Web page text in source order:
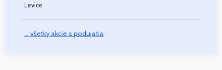
Levice
... všetky akcie a podujatia